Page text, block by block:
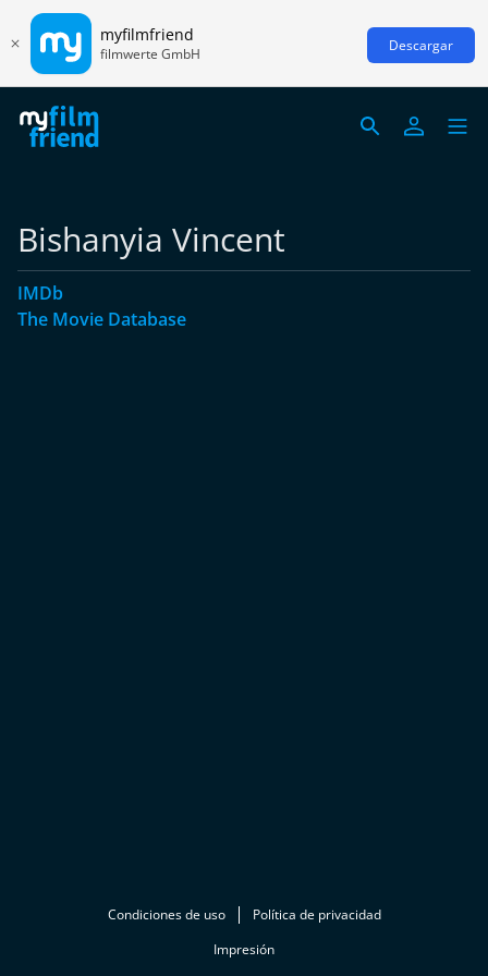
myfilmfriend
filmwerte GmbH Descargar
Bishanyia Vincent
IMDb
The Movie Database
Condiciones de uso
Política de privacidad
Impresión